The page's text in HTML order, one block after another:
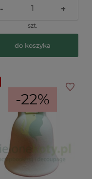
- +
szt.
do koszyka
-22%